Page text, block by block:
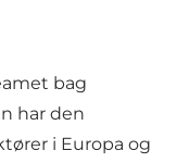
bag
har den
i Europa og